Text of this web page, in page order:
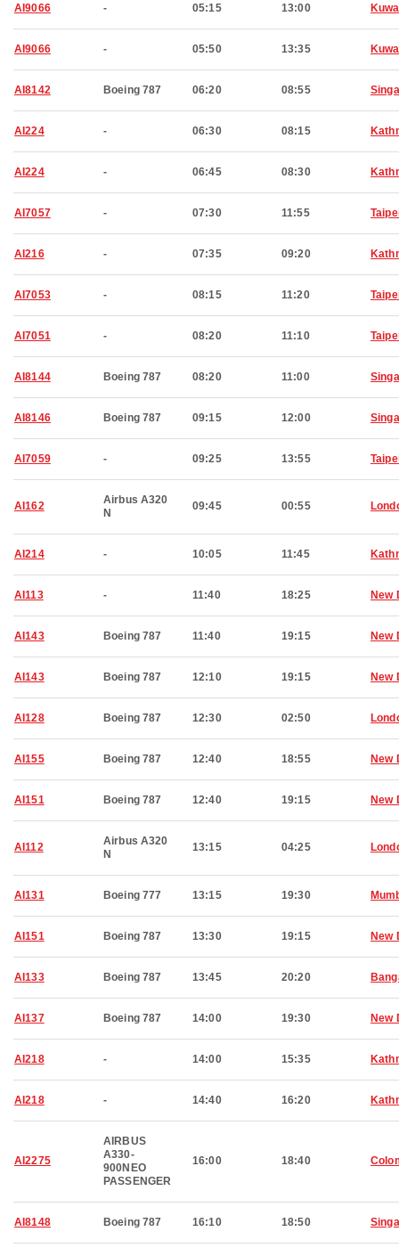
AI9066 - 05:15 13:00
AI9066 - 05:50 13:35
AI8142 Boeing 787 06:20 08:55
AI224 - 06:30 08:15
AI224 - 06:45 08:30
AI7057 - 07:30 11:55
AI216 - 07:35 09:20
AI7053 - 08:15 11:20
AI7051 - 08:20 11:10
AI8144 Boeing 787 08:20 11:00
AI8146 Boeing 787 09:15 12:00
AI7059 - 09:25 13:55
AI162
Airbus A320
N
09:45 00:55
AI214 - 10:05 11:45
AI113 - 11:40 18:25 New
AI143 Boeing 787 11:40 19:15 New
AI143 Boeing 787 12:10 19:15 New
AI128 Boeing 787 12:30 02:50
AI155 Boeing 787 12:40 18:55 New
AI151 Boeing 787 12:40 19:15 New
AI112
Airbus A320
N
13:15 04:25
AI131 Boeing 777 13:15 19:30
AI151 Boeing 787 13:30 19:15 New
AI133 Boeing 787 13:45 20:20
AI137 Boeing 787 14:00 19:30 New
AI218 - 14:00 15:35
AI218 - 14:40 16:20
AI2275
AIRBUS
A330-
900NEO
PASSENGER
16:00 18:40
AI8148 Boeing 787 16:10 18:50